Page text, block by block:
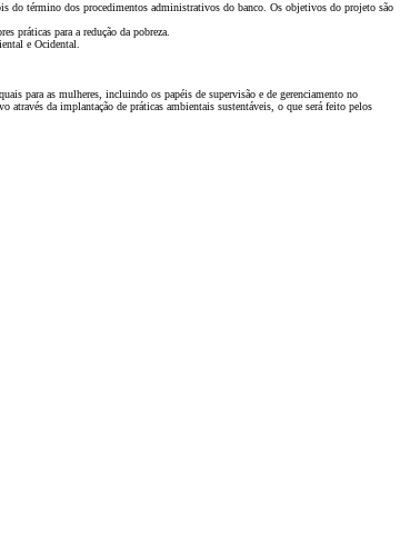
do término dos procedimentos administrativos do banco. Os objetivos do projeto são
práticas para a redução da pobreza.
e Ocidental.
para as mulheres, incluindo os papéis de supervisão e de gerenciamento no
através da implantação de práticas ambientais sustentáveis, o que será feito pelos